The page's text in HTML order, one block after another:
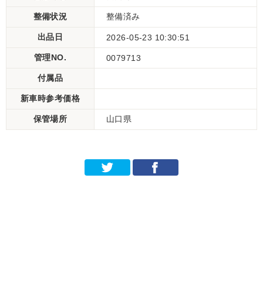
整備状況 整備済み
出品日 2026-05-23 10:30:51
管理NO. 0079713
付属品
新車時参考価格
保管場所 山口県